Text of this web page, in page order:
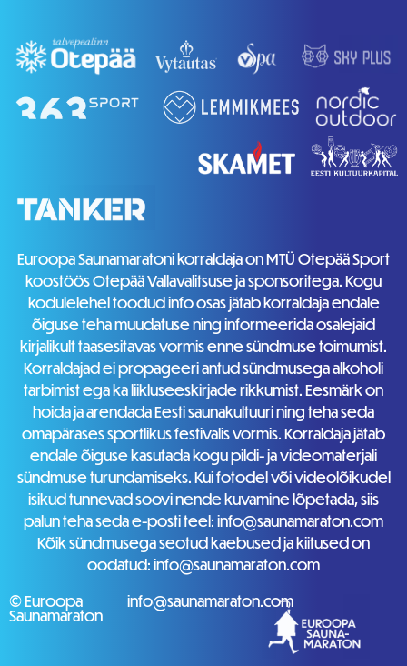
Euroopa Saunamaratoni korraldaja on MTÜ Otepää Sport
koostöös Otepää Vallavalitsuse ja sponsoritega. Kogu
kodulelehel toodud info osas jätab korraldaja endale
õiguse teha muudatuse ning informeerida osalejaid
kirjalikult taasesitavas vormis enne sündmuse toimumist.
Korraldajad ei propageeri antud sündmusega alkoholi
tarbimist ega ka liikluseeskirjade rikkumist. Eesmärk on
hoida ja arendada Eesti saunakultuuri ning teha seda
omapärases sportlikus festivalis vormis. Korraldaja jätab
endale õiguse kasutada kogu pildi- ja videomaterjali
sündmuse turundamiseks. Kui fotodel või videolõikudel
isikud tunnevad soovi nende kuvamine lõpetada, siis
palun teha seda e-posti teel: info@saunamaraton.com
Kõik sündmusega seotud kaebused ja kiitused on
oodatud: info@saunamaraton.com
© Euroopa
Saunamaraton
info@saunamaraton.com